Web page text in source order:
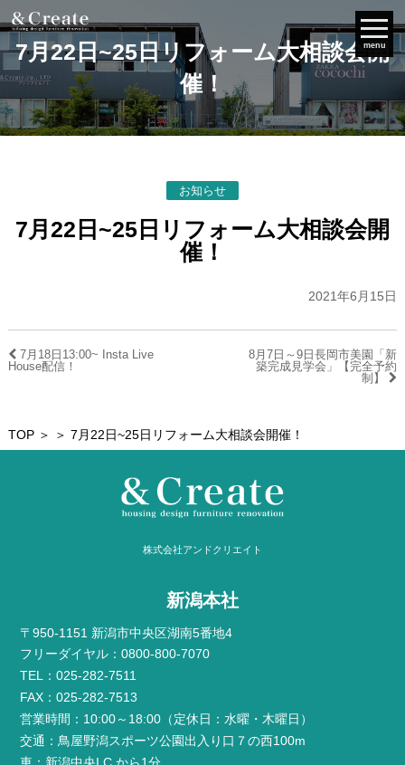
menu
7月22日~25日リフォーム大相談会開
催！
お知らせ
7月22日~25日リフォーム大相談会開
催！
2021年6月15日
7月18日13:00~ Insta Live
House配信！
8月7日～9日長岡市美園「新
築完成見学会」【完全予約
制】
TOP＞ ＞ 7月22日~25日リフォーム大相談会開催！
株式会社アンドクリエイト
新潟本社
〒950-1151 新潟市中央区湖南5番地4
フリーダイヤル：0800-800-7070
TEL：025-282-7511
FAX：025-282-7513
営業時間：10:00～18:00（定休日：水曜・木曜日）
交通：鳥屋野潟スポーツ公園出入り口７の西100m